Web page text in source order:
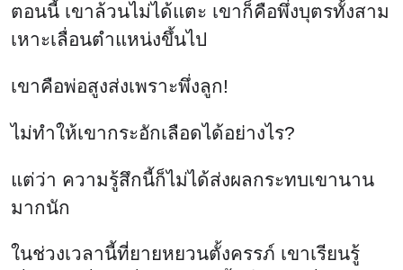
ตอนนี้ เขาล้วนไม่ได้แตะ เขาก็คือพึ่งบุตรทั้งสาม
เหาะเลื่อนตำแหน่งขึ้นไป
เขาคือพ่อสูงส่งเพราะพึ่งลูก!
ไม่ทำให้เขากระอักเลือดได้อย่างไร?
แต่ว่า ความรู้สึกนี้ก็ไม่ได้ส่งผลกระทบเขานาน
มากนัก
ในช่วงเวลานี้ที่ยายหยวนตั้งครรภ์ เขาเรียนรู้